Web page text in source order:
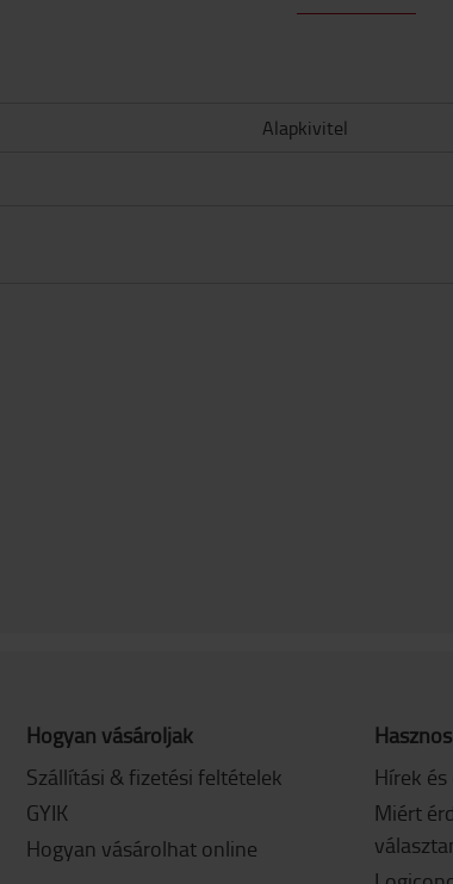
Alapkivitel
Hogyan vásároljak
Szállítási & fizetési feltételek
GYIK
Hogyan vásárolhat online
Hírek
Miért